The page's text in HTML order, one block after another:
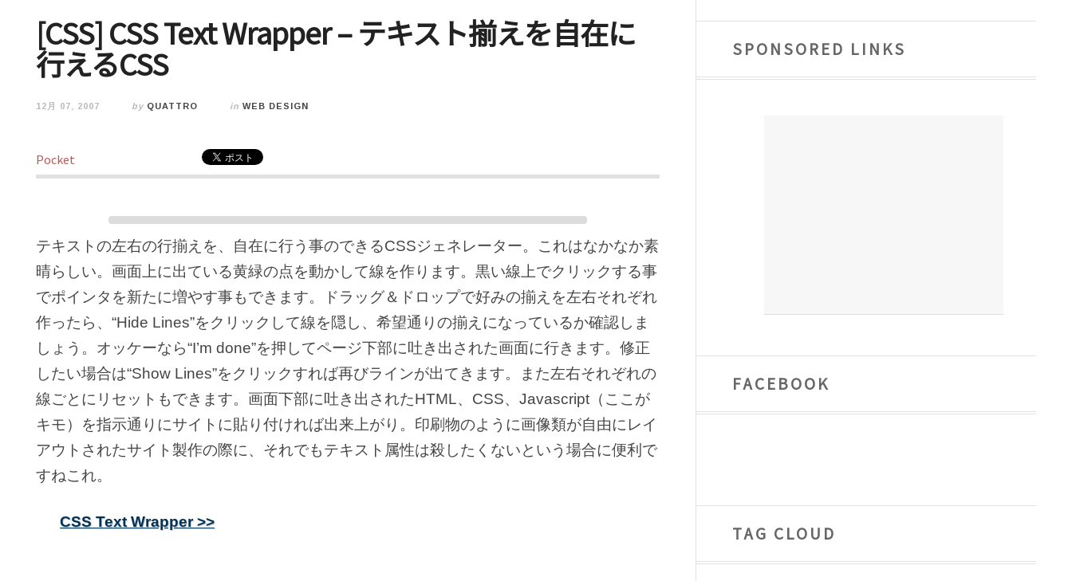
[CSS] CSS Text Wrapper – テキスト揃えを自在に
行えるCSS
12月 07, 2007 by QUATTRO in WEB DESIGN
Pocket
テキストの左右の行揃えを、自在に行う事のできるCSSジェネレーター。これはなかなか素
晴らしい。画面上に出ている黄緑の点を動かして線を作ります。黒い線上でクリックする事
でポインタを新たに増やす事もできます。ドラッグ＆ドロップで好みの揃えを左右それぞれ
作ったら、“Hide Lines”をクリックして線を隠し、希望通りの揃えになっているか確認しま
しょう。オッケーなら“I’m done”を押してページ下部に吐き出された画面に行きます。修正
したい場合は“Show Lines”をクリックすれば再びラインが出てきます。また左右それぞれの
線ごとにリセットもできます。画面下部に吐き出されたHTML、CSS、Javascript（ここが
キモ）を指示通りにサイトに貼り付ければ出来上がり。印刷物のように画像類が自由にレイ
アウトされたサイト製作の際に、それでもテキスト属性は殺したくないという場合に便利で
すねこれ。
CSS Text Wrapper >>
SPONSORED LINKS
FACEBOOK
TAG CLOUD